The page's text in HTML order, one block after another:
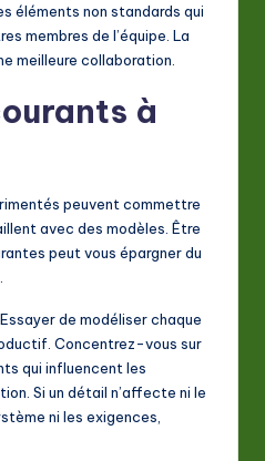
éléments non standards qui
membres de l’équipe. La
meilleure collaboration.
à
peuvent commettre
avec des modèles. Être
peut vous épargner du
Essayer de modéliser chaque
Concentrez-vous sur
qui influencent les
Si un détail n’affecte ni le
ni les exigences,